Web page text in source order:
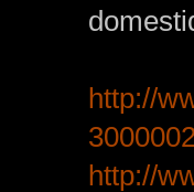
http://
http://